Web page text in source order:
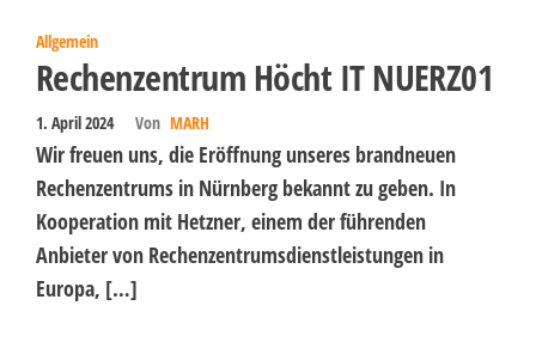
Allgemein
Rechenzentrum Höcht IT NUERZ01
1. April 2024 Von MARH
Wir freuen uns, die Eröffnung unseres brandneuen
Rechenzentrums in Nürnberg bekannt zu geben. In
Kooperation mit Hetzner, einem der führenden
Anbieter von Rechenzentrumsdienstleistungen in
Europa, […]